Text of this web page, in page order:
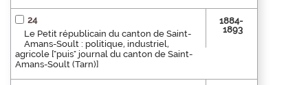
24
Le Petit républicain du canton de Saint-
Amans-Soult : politique, industriel,
agricole ["puis" journal du canton de Saint-
Amans-Soult (Tarn)]
1884-
1893